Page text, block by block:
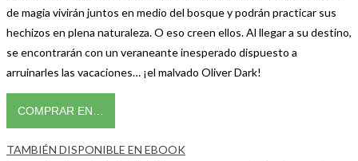
de magia vivirán juntos en medio del bosque y podrán practicar sus
hechizos en plena naturaleza. O eso creen ellos. Al llegar a su destino,
se encontrarán con un veraneante inesperado dispuesto a
arruinarles las vacaciones… ¡el malvado Oliver Dark!
COMPRAR EN…
TAMBIÉN DISPONIBLE EN EBOOK